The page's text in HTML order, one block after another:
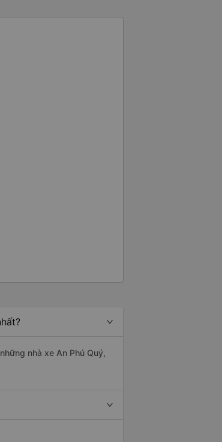
dựng hình ảnh
vực dịch vụ vận
nhà xe An Phú Quý,